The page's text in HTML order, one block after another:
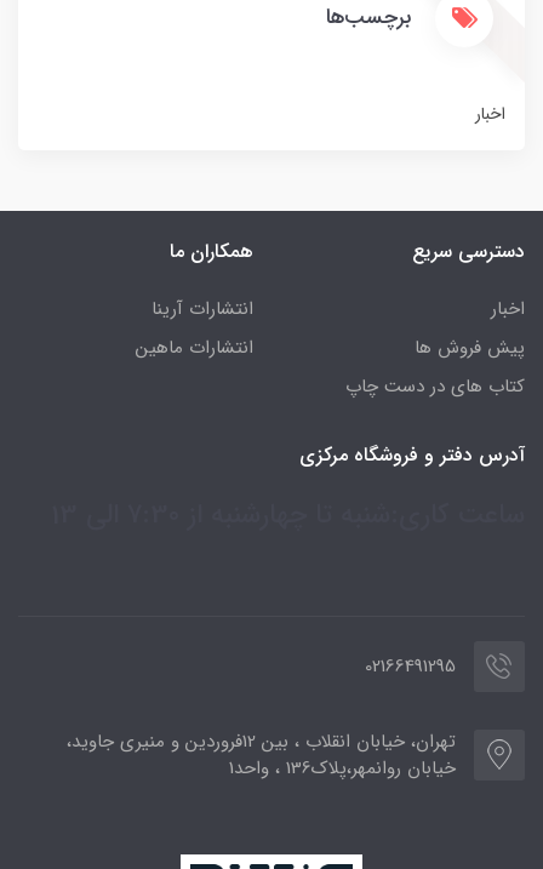
برچسب‌ها
اخبار
دسترسی سریع
اخبار
پیش فروش ها
کتاب های در دست چاپ
همکاران ما
انتشارات آرینا
انتشارات ماهین
آدرس دفتر و فروشگاه مرکزی
02166491295
تهران، خیابان انقلاب ، بین 12فروردین و منیری جاوید،
خیابان روانمهر،پلاک136 ، واحد1